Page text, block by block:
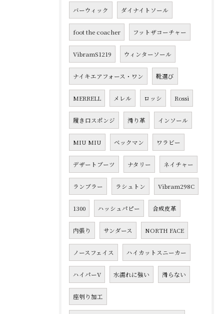
バーウィック ダイナイトソール
foot the coacher フットザコーチャー
VibramS1219 ウィンターソール
ナイキエアフォース・ワン 靴選び
MERRELL メレル ロッシ Rossi
履き口スポンジ 滑り革 インソール
MIU MIU ベックマン ワラビー
デザートブーツ ナタリー ネイチャー
ランブラー ラシュトン Vibram298C
1300 ハッシュパピー 合成皮革
内張り サンダース NORTH FACE
ノースフェイス ハイカットスニーカー
ハイパーV 水濡れに強い 滑らない
座刳り加工